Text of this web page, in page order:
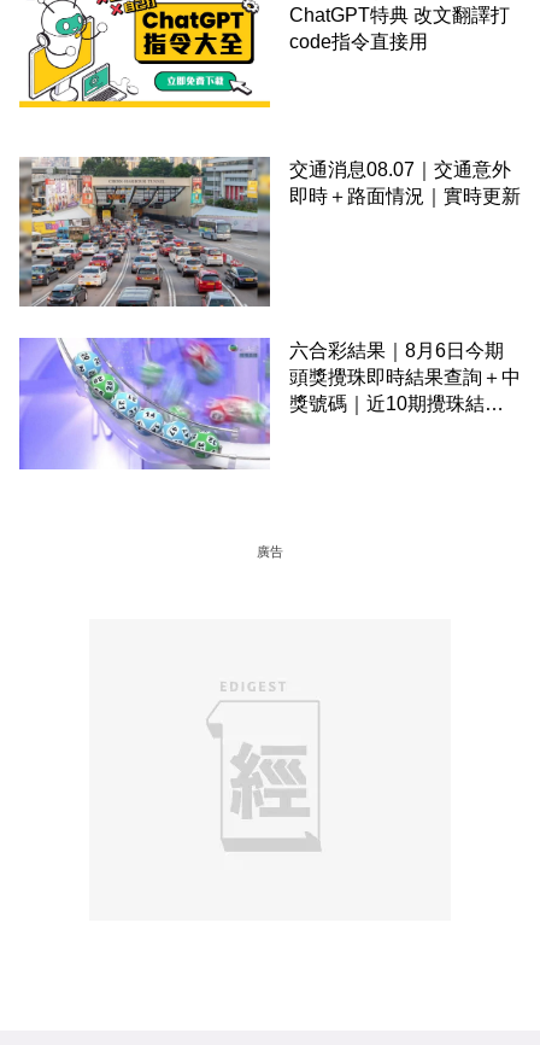
ChatGPT特典 改文翻譯打
code指令直接用
交通消息08.07｜交通意外
即時＋路面情況｜實時更新
六合彩結果｜8月6日今期
頭獎攪珠即時結果查詢＋中
獎號碼｜近10期攪珠結果
廣告